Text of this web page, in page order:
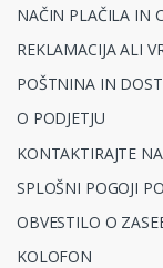
NAČIN PLAČILA IN
REKLAMACIJA ALI
POŠTNINA IN
O PODJETJU
KONTAKTIRAJTE
SPLOŠNI POGOJI
OBVESTILO O
KOLOFON